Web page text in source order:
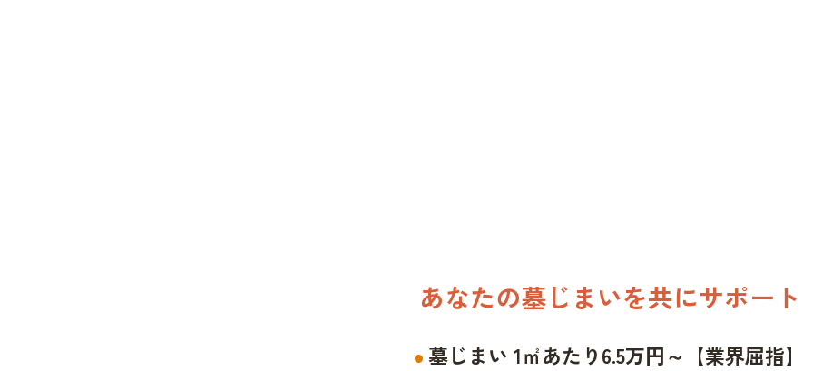
あなたの墓じまいを共にサポート
墓じまい 1㎡あたり6.5万円～【業界屈指】